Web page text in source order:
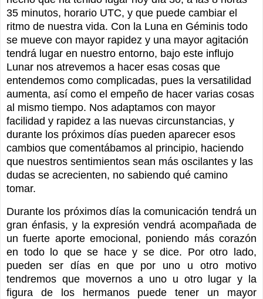
35 minutos, horario UTC, y que puede cambiar el
ritmo de nuestra vida. Con la Luna en Géminis todo
se mueve con mayor rapidez y una mayor agitación
tendrá lugar en nuestro entorno, bajo este influjo
Lunar nos atrevemos a hacer esas cosas que
entendemos como complicadas, pues la versatilidad
aumenta, así como el empeño de hacer varias cosas
al mismo tiempo. Nos adaptamos con mayor
facilidad y rapidez a las nuevas circunstancias, y
durante los próximos días pueden aparecer esos
cambios que comentábamos al principio, haciendo
que nuestros sentimientos sean más oscilantes y las
dudas se acrecienten, no sabiendo qué camino
tomar.
Durante los próximos días la comunicación tendrá un
gran énfasis, y la expresión vendrá acompañada de
un fuerte aporte emocional, poniendo más corazón
en todo lo que se hace y se dice. Por otro lado,
pueden ser días en que por uno u otro motivo
tendremos que movernos a uno u otro lugar y la
figura de los hermanos puede tener un mayor